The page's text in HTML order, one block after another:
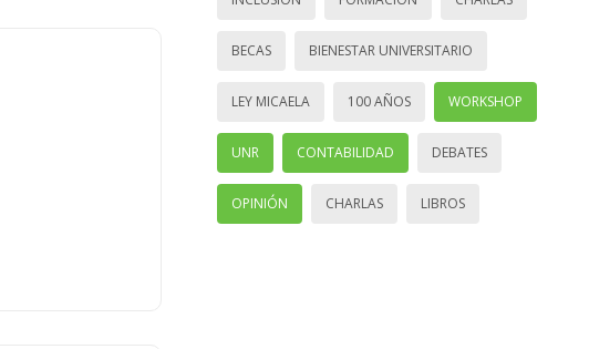
BECAS BIENESTAR UNIVERSITARIO
LEY MICAELA 100 AÑOS WORKSHOP
UNR CONTABILIDAD DEBATES
OPINIÓN CHARLAS LIBROS